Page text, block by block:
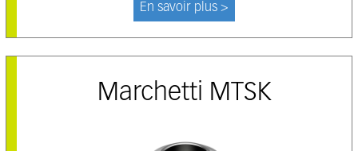
En savoir plus >
Marchetti MTSK